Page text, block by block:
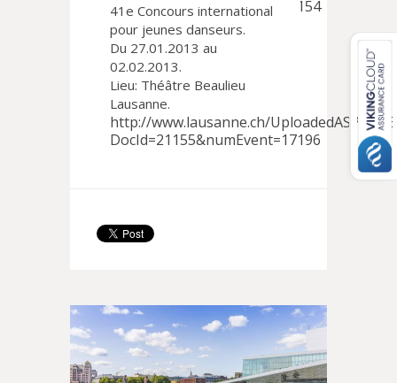
CONTEMPORAIN?
DocId=21155&numEvent=17154
En bref
LAUSANNE 2013
41e Concours international
pour jeunes danseurs.
Du 27.01.2013 au
02.02.2013.
Lieu: Théâtre Beaulieu
Lausanne.
http://www.lausanne.ch/UploadedASP/
DocId=21155&numEvent=17196